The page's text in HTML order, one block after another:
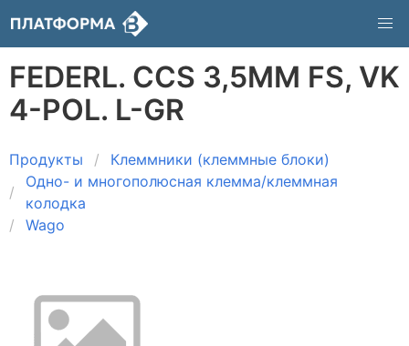
FEDERL. CCS 3,5MM FS, VK
4-POL. L-GR
Продукты
Клеммники (клеммные блоки)
Одно- и многополюсная клемма/клеммная
колодка
Wago